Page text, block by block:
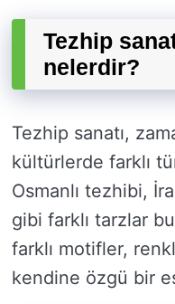
Tezhip
nelerdir?
Tezhip sanatı,
kültürlerde farklı
Osmanlı tezhibi,
gibi farklı tarzlar
farklı motifler,
kendine özgü bir